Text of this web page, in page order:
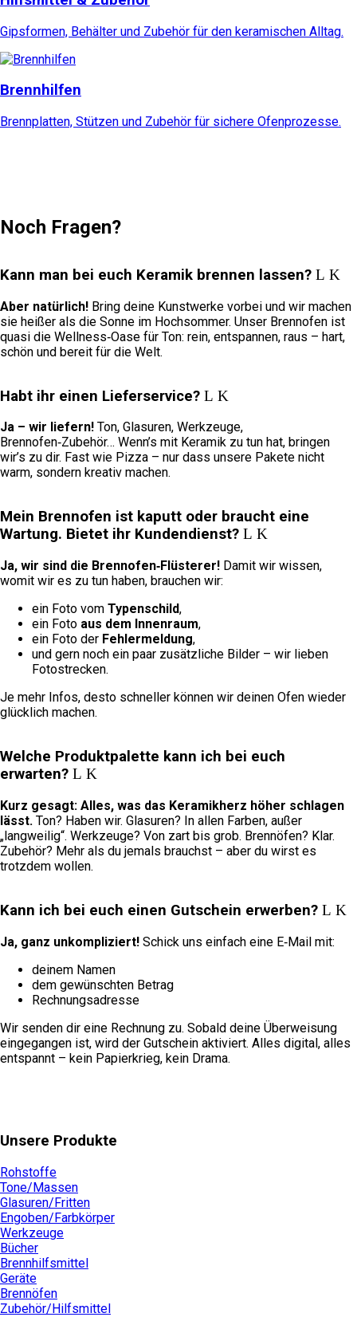
Gipsformen, Behälter und Zubehör für den keramischen Alltag.
Brennhilfen
Brennplatten, Stützen und Zubehör für sichere Ofenprozesse.
Noch Fragen?
Kann man bei euch Keramik brennen lassen?
Aber natürlich! Bring deine Kunstwerke vorbei und wir machen
sie heißer als die Sonne im Hochsommer. Unser Brennofen ist
quasi die Wellness‑Oase für Ton: rein, entspannen, raus – hart,
schön und bereit für die Welt.
Habt ihr einen Lieferservice?
Ja – wir liefern! Ton, Glasuren, Werkzeuge,
Brennofen‑Zubehör… Wenn’s mit Keramik zu tun hat, bringen
wir’s zu dir. Fast wie Pizza – nur dass unsere Pakete nicht
warm, sondern kreativ machen.
Mein Brennofen ist kaputt oder braucht eine
Wartung. Bietet ihr Kundendienst?
Ja, wir sind die Brennofen‑Flüsterer! Damit wir wissen,
womit wir es zu tun haben, brauchen wir:
ein Foto vom Typenschild,
ein Foto aus dem Innenraum,
ein Foto der Fehlermeldung,
und gern noch ein paar zusätzliche Bilder – wir lieben
Fotostrecken.
Je mehr Infos, desto schneller können wir deinen Ofen wieder
glücklich machen.
Welche Produktpalette kann ich bei euch
erwarten?
Kurz gesagt: Alles, was das Keramikherz höher schlagen
lässt. Ton? Haben wir. Glasuren? In allen Farben, außer
„langweilig“. Werkzeuge? Von zart bis grob. Brennöfen? Klar.
Zubehör? Mehr als du jemals brauchst – aber du wirst es
trotzdem wollen.
Kann ich bei euch einen Gutschein erwerben?
Ja, ganz unkompliziert! Schick uns einfach eine E‑Mail mit:
deinem Namen
dem gewünschten Betrag
Rechnungsadresse
Wir senden dir eine Rechnung zu. Sobald deine Überweisung
eingegangen ist, wird der Gutschein aktiviert. Alles digital, alles
entspannt – kein Papierkrieg, kein Drama.
Unsere Produkte
Rohstoffe
Tone/Massen
Glasuren/Fritten
Engoben/Farbkörper
Werkzeuge
Bücher
Brennhilfsmittel
Geräte
Brennöfen
Zubehör/Hilfsmittel